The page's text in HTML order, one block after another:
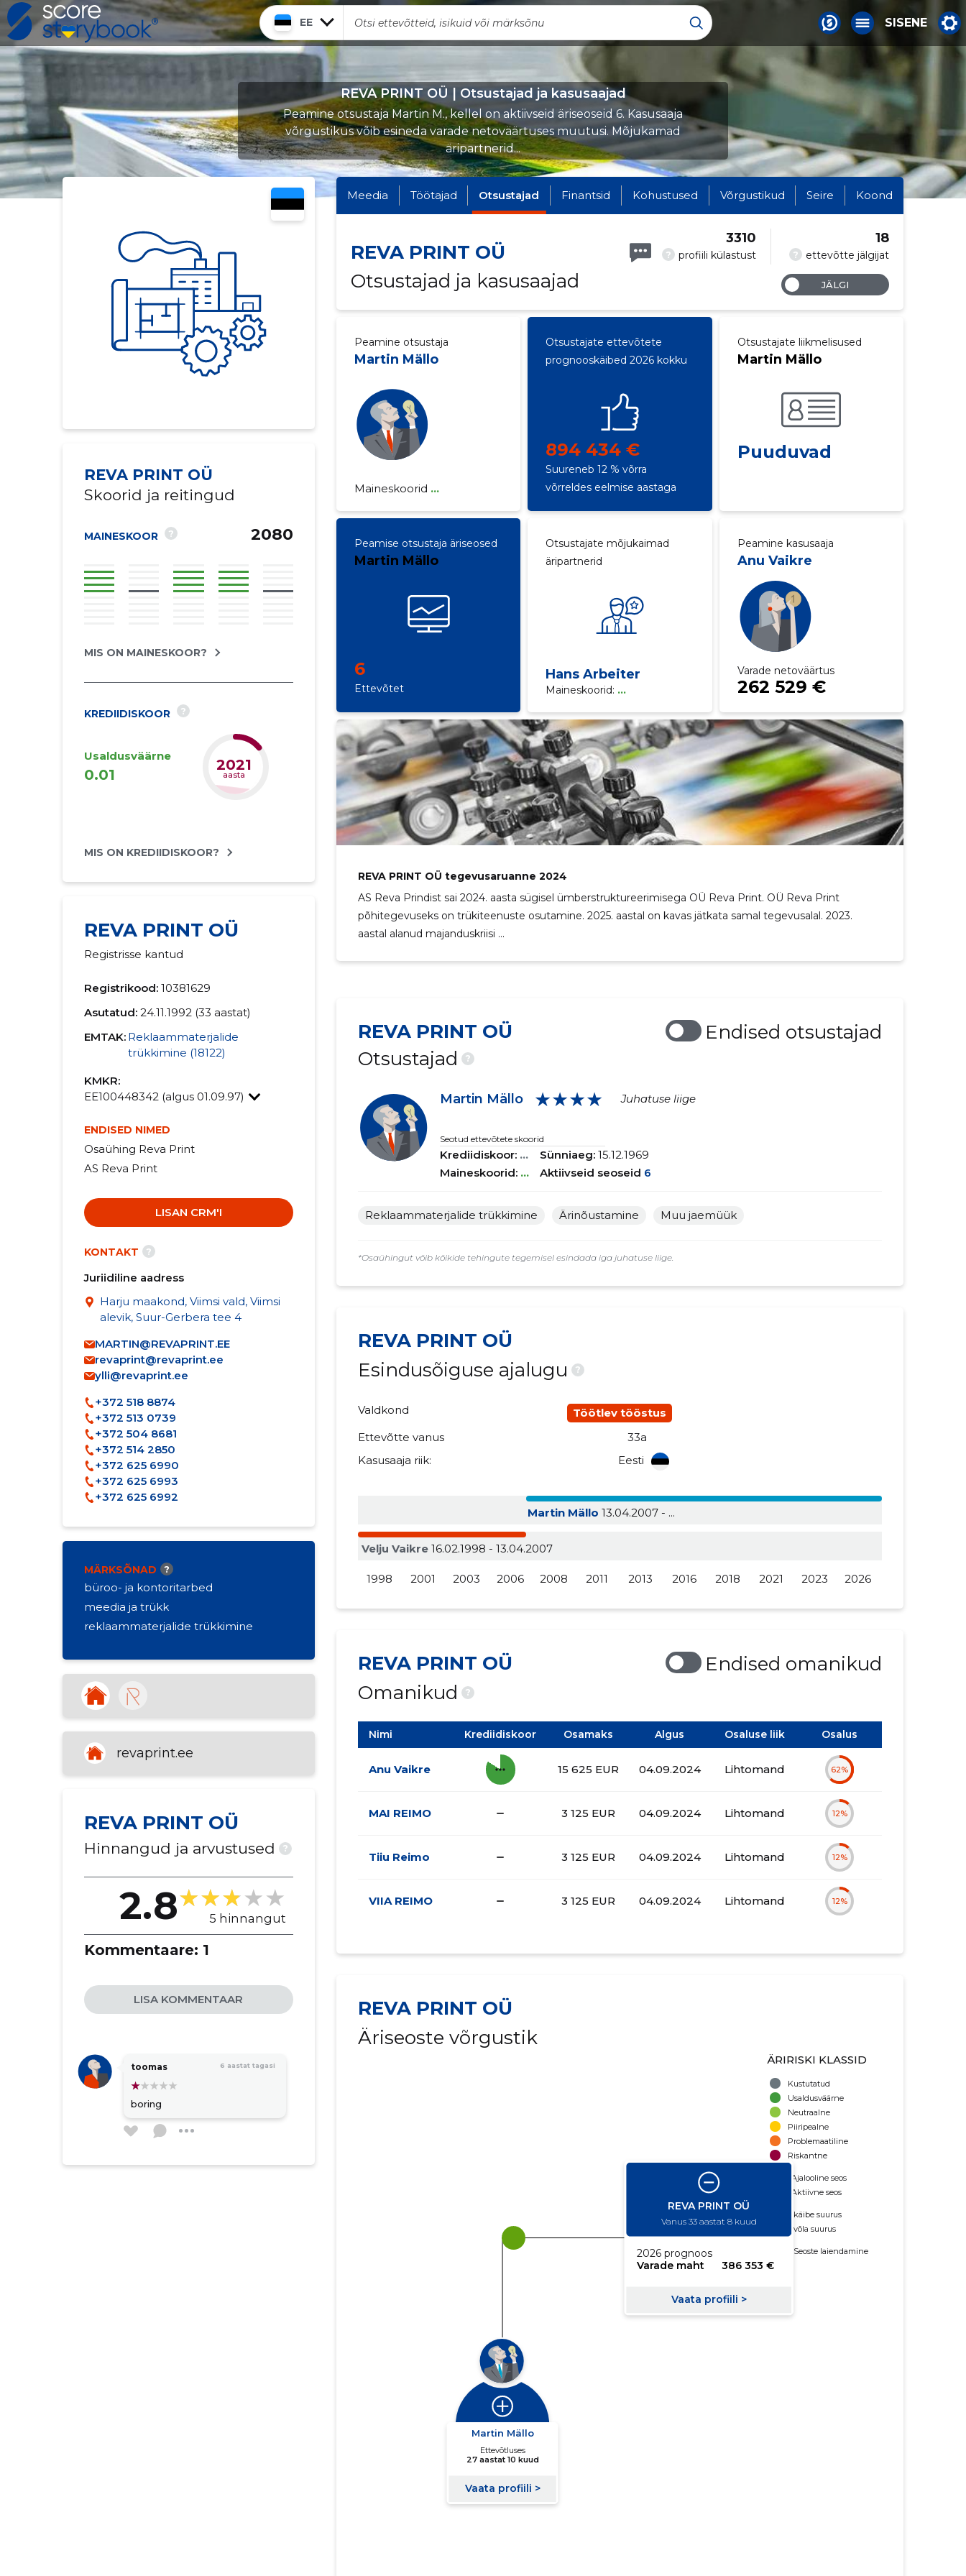
EE SISENE
REVA PRINT OÜ | Otsustajad ja kasusaajad
Peamine otsustaja Martin M., kellel on aktiivseid äriseoseid 6. Kasusaaja
võrgustikus võib esineda varade netoväärtuses muutusi. Mõjukamad
äripartnerid...
REVA PRINT OÜ
Skoorid ja reitingud
MAINESKOOR ? 2080
MIS ON MAINESKOOR?
KREDIIDISKOOR ?
Usaldusväärne
0.01
2024
aasta
MIS ON KREDIIDISKOOR?
REVA PRINT OÜ
Registrisse kantud
Registrikood: 10381629
Asutatud: 24.11.1992 (33 aastat)
EMTAK: Reklaammaterjalide
trükkimine (18122)
KMKR:
EE100448342 (algus 01.09.97)
ENDISED NIMED
Osaühing Reva Print
AS Reva Print
LISAN CRM'I
KONTAKT ?
Juriidiline aadress
Harju maakond, Viimsi vald, Viimsi
alevik, Suur-Gerbera tee 4
MARTIN@REVAPRINT.EE
revaprint@revaprint.ee
ylli@revaprint.ee
+372 518 8874
+372 513 0739
+372 504 8681
+372 514 2850
+372 625 6990
+372 625 6993
+372 625 6992
MÄRKSÕNAD ?
büroo- ja kontoritarbed
meedia ja trükk
reklaammaterjalide trükkimine
revaprint.ee
REVA PRINT OÜ
Hinnangud ja arvustused ?
2.8 5 hinnangut
Kommentaare: 1
LISA KOMMENTAAR
toomas 6 aastat tagasi
boring
Meedia Töötajad Otsustajad Finantsid Kohustused Võrgustikud Seire Koond
REVA PRINT OÜ
Otsustajad ja kasusaajad
? profiili külastust
3310
? ettevõtte jälgijat
18
JÄLGI
Peamine otsustaja
Martin Mällo
Maineskoorid ...
Otsustajate ettevõtete
prognooskäibed 2026 kokku
894 434 €
Suureneb 12 % võrra
võrreldes eelmise aastaga
Otsustajate liikmelisused
Martin Mällo
Puuduvad
Peamise otsustaja äriseosed
Martin Mällo
6
Ettevõtet
Otsustajate mõjukaimad
äripartnerid
Hans Arbeiter
Maineskoorid: ...
Peamine kasusaaja
Anu Vaikre
Varade netoväärtus
262 529 €
REVA PRINT OÜ tegevusaruanne 2024
AS Reva Prindist sai 2024. aasta sügisel ümberstruktureerimisega OÜ Reva Print. OÜ Reva Print
põhitegevuseks on trükiteenuste osutamine. 2025. aastal on kavas jätkata samal tegevusalal. 2023.
aastal alanud majanduskriisi ...
REVA PRINT OÜ
Otsustajad
?
Endised otsustajad
Martin Mällo ★★★★ Juhatuse liige
Seotud ettevõtete skoorid
Krediidiskoor: ...
Maineskoorid: ...
Sünniaeg: 15.12.1969
Aktiivseid seoseid 6
Reklaammaterjalide trükkimine Ärinõustamine Muu jaemüük
*Osaühingut võib kõikide tehingute tegemisel esindada iga juhatuse liige.
REVA PRINT OÜ
Esindusõiguse ajalugu
?
Valdkond
Töötlev tööstus
Ettevõtte vanus
33a
Kasusaaja riik:
Eesti
Martin Mällo 13.04.2007 - ...
Velju Vaikre16.02.1998 - 13.04.2007
1998 2001 2003 2006 2008 2011 2013 2016 2018 2021 2023 2026
REVA PRINT OÜ
Omanikud
?
Endised omanikud
Nimi Krediidiskoor Osamaks Algus Osaluse liik Osalus
Anu Vaikre more_horiz 15 625 EUR 04.09.2024 Lihtomand 62%
MAI REIMO check_indeterminate_small 3 125 EUR 04.09.2024 Lihtomand 12%
Tiiu Reimo check_indeterminate_small 3 125 EUR 04.09.2024 Lihtomand 12%
VIIA REIMO check_indeterminate_small 3 125 EUR 04.09.2024 Lihtomand 12%
REVA PRINT OÜ
Äriseoste võrgustik
ÄRIRISKI KLASSID
Kustutatud
Usaldusväärne
Neutraalne
Piiripealne
Problemaatiline
Riskantne
Ajalooline seos
Aktiivne seos
käibe suurus
võla suurus
Seoste laiendamine